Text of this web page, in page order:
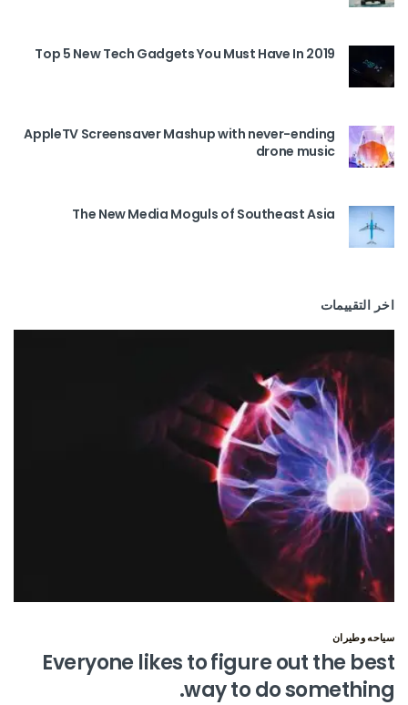
Top 5 New Tech Gadgets You Must Have In 2019
AppleTV Screensaver Mashup with never-ending
drone music
The New Media Moguls of Southeast Asia
اخر التقييمات
سياحه وطيران
Everyone likes to figure out the best
way to do something.